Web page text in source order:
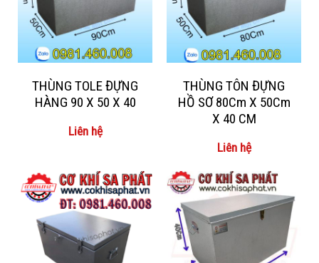
THÙNG TOLE ĐỰNG
HÀNG 90 X 50 X 40
Liên hệ
THÙNG TÔN ĐỰNG
HỒ SƠ 80Cm X 50Cm
X 40 CM
Liên hệ